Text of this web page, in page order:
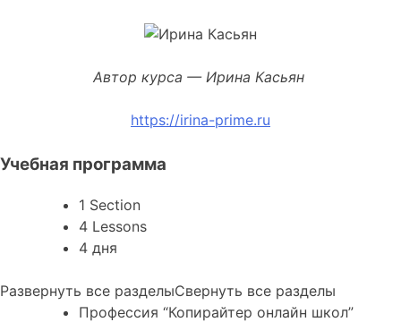
Автор курса — Ирина Касьян
https://irina-prime.ru
Учебная программа
1 Section
4 Lessons
4 дня
Развернуть все разделыСвернуть все разделы
Профессия “Копирайтер онлайн школ”